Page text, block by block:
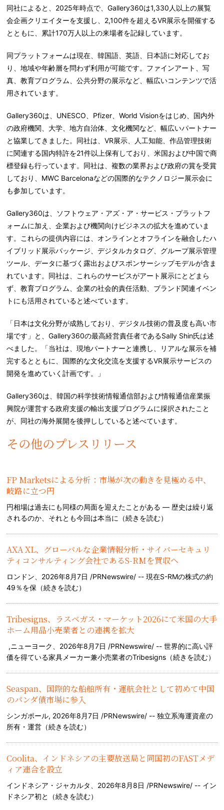
同社によると、2025年時点で、Gallery360は1,330 人以上の展覧
会企画クリエイターを支援し、 2,100件を超えるVR展示を開催する
とともに、 累計170万人以上の来場者を記録しています。
同プラットフォームは現在、韓国語、英語、日本語に対応してお
り、地域や年齢層を問わず利用が可能です。ファインアート、写
真、教育プログラム、公共分野の展示など、幅広いコンテンツで活
用されています。
Gallery360は、 UNESCO 、Pfizer 、World Visionをはじめ、国内外
の政府機関、大学、地方自治体、文化機関など、幅広いパートナー
と協業してきました。同社は、VR展示、人工知能、作品管理技術
に関連する国内特許を21件以上保有しており、米国および中国で商
標登録も行っています。同社は、複数の業界および政府の賞を受賞
しており、 MWC Barcelonaなどの国際的なテクノロジー展示会に
も参加しています。
Gallery360は、ソフトウェア・アズ・ア・サービス・プラットフ
ォームに加え、企業および機関向けビジネスの拡大を進めていま
す。これらの提供内容には、オンラインとオフラインを融合したハ
イブリッド展示パッケージ、デジタルカタログ、グループ展示管理
ツール、データに基づく露出およびスポンサーシップモデルが含ま
れています。同社は、これらのサービスがアート展示にとどまら
ず、教育プログラム、企業の社会的責任活動、ブランド関連イベン
トにも活用されていると述べています。
「日本は文化分野が成熟しており、デジタル技術の普及度も高い市
場です」と、Gallery360の最高経営責任者であるSally Shin氏は述
べました。「当社は、現地パートナーと連携し、リアルな展示を補
完するとともに、国際的な文化交流を支援するVR展示サービスの
開発を進めていく計画です。」
Gallery360は、韓国の科学技術情報通信部および情報通信産業振
興院が運営する政府支援の輸出支援プログラムに採択されたこと
が、同社の海外展開を後押ししていると述べています。
その他のプレスリリース
FP Marketsによる分析：市場が次の動きを見極める中、
岐路に立つ円
円相場は過去にも同様の局面を迎えたことがある — 歴史は繰り返
されるのか、それとも今回は本当に（続きを読む）
AXA XL、グローバルな企業情報分析・サイバーセキュリ
ティコンサルティング会社であるS-RMを買収へ
ロンドン、2026年8月7日 /PRNewswire/ -- 現在S-RMの株式の約
49％を保（続きを読む）
Tribesigns、ラスベガス・マーケット2026にて米国の大手
ホーム用品小売業者との連携を拡大
,ニューヨーク、2026年8月7日 /PRNewswire/ -- 世界的に高い評
価を得ている家具メーカー兼小売業者のTribesigns（続きを読む）
Seaspan、国際的な船舶所有・運航会社として初めて中国
のパンダ債市場に参入
シンガポール, 2026年8月7日 /PRNewswire/ -- 独立系海運資産の
所有・運営（続きを読む）
Coolita、インドネシアの主要放送局と同国初のFASTメデ
ィア連合を設立
インドネシア・ジャカルタ、2026年8月8日 /PRNewswire/ -- イン
ドネシア初と（続きを読む）